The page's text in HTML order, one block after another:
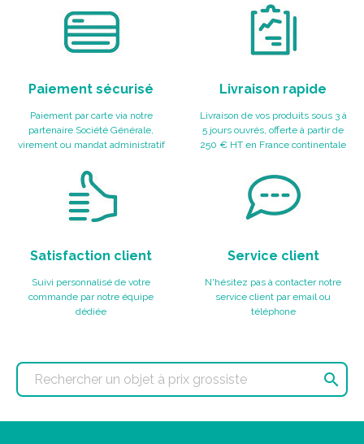
Paiement sécurisé
Paiement par carte via notre
partenaire Société Générale,
virement ou mandat administratif
Livraison rapide
Livraison de vos produits sous 3 à
5 jours ouvrés, offerte à partir de
250 € HT en France continentale
Satisfaction client
Suivi personnalisé de votre
commande par notre équipe
dédiée
Service client
N'hésitez pas à contacter notre
service client par email ou
téléphone
